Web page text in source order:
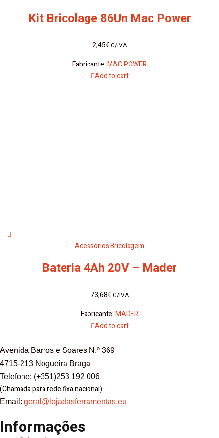
Kit Bricolage 86Un Mac Power
2,45€ C/IVA
Fabricante:MAC POWER
Add to cart
Acessórios Bricolagem
Bateria 4Ah 20V – Mader
73,68€ C/IVA
Fabricante:MADER
Add to cart
Avenida Barros e Soares N.º 369
4715-213 Nogueira Braga
Telefone: (+351)253 192 006
(Chamada para rede fixa nacional)
Email: geral@lojadasferramentas.eu
Informações